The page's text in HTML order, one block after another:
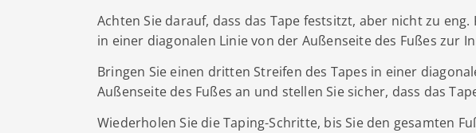
Achten Sie darauf, dass das Tape festsitzt, aber nicht zu
in einer diagonalen Linie von der Außenseite des Fußes zur
Bringen Sie einen dritten Streifen des Tapes in einer
Außenseite des Fußes an und stellen Sie sicher, dass das
Wiederholen Sie die Taping-Schritte, bis Sie den gesamten